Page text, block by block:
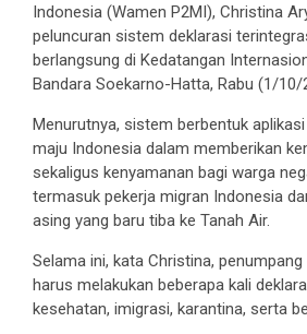
Indonesia (Wamen P2MI), Christina
peluncuran sistem deklarasi
berlangsung di Kedatangan
Bandara Soekarno-Hatta, Rabu (1/10/
Menurutnya, sistem berbentuk
maju Indonesia dalam memberikan
sekaligus kenyamanan bagi warga
termasuk pekerja migran Indonesia
asing yang baru tiba ke Tanah Air.
Selama ini, kata Christina,
harus melakukan beberapa kali
kesehatan, imigrasi, karantina, serta